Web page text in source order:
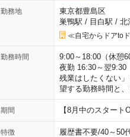
勤務地
東京都豊島区
巣鴨駅 / 目白駅 / 北
≪自宅からドアto
勤務時間
9:00～18:00（休憩
夜勤 16:30～翌9:30
残業はしたくない
望する勤務時間と
期間 【8月中のスター
特徴 履歴書不要/40～50